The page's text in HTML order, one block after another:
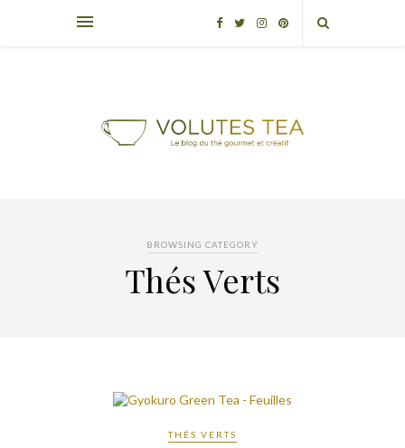
BROWSING CATEGORY
Thés Verts
THÉS VERTS